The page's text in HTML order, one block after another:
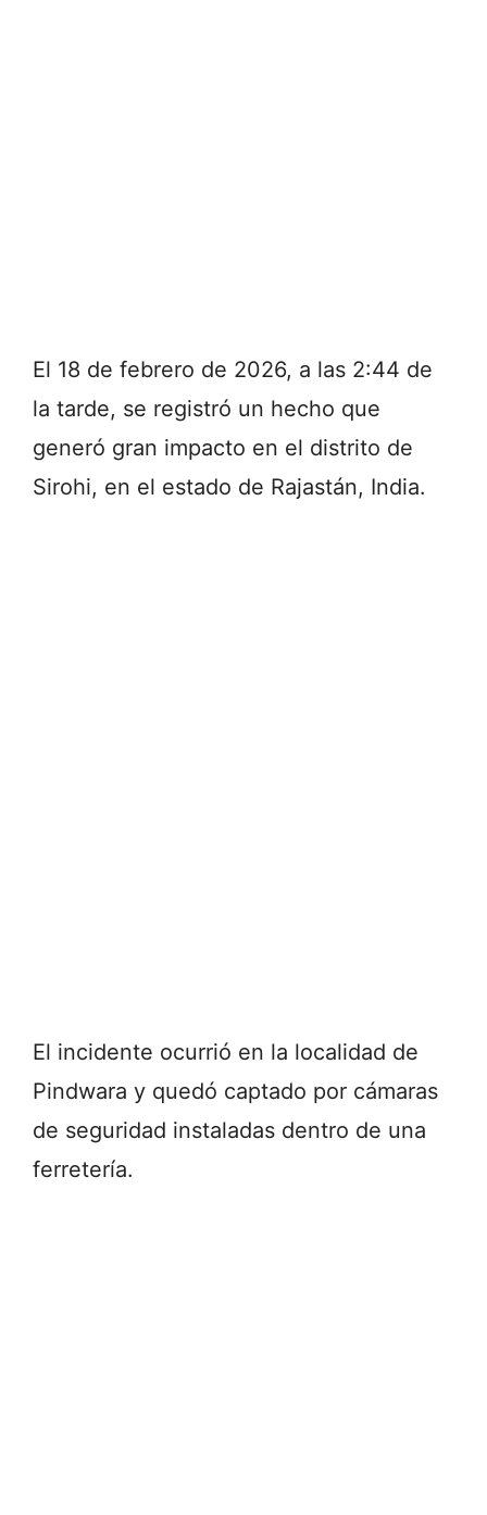
El 18 de febrero de 2026, a las 2:44 de
la tarde, se registró un hecho que
generó gran impacto en el distrito de
Sirohi, en el estado de Rajastán, India.
El incidente ocurrió en la localidad de
Pindwara y quedó captado por cámaras
de seguridad instaladas dentro de una
ferretería.